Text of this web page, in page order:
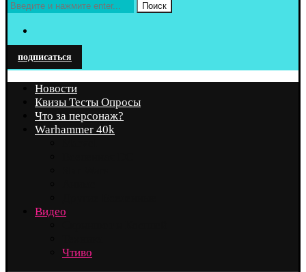
Поиск
подписаться
Новости
Квизы Тесты Опросы
Что за персонаж?
Warhammer 40k
Видео
Чтиво